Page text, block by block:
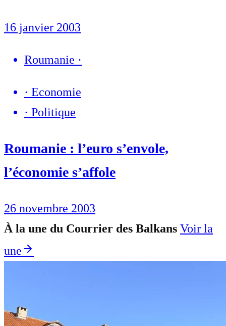
16 janvier 2003
Roumanie ·
· Economie
· Politique
Roumanie : l’euro s’envole,
l’économie s’affole
26 novembre 2003
À la une du Courrier des Balkans Voir la
une